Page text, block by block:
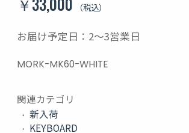
（税込）
お届け予定日：2〜3営業日
MORK-MK60-WHITE
関連カテゴリ
新入荷
KEYBOARD